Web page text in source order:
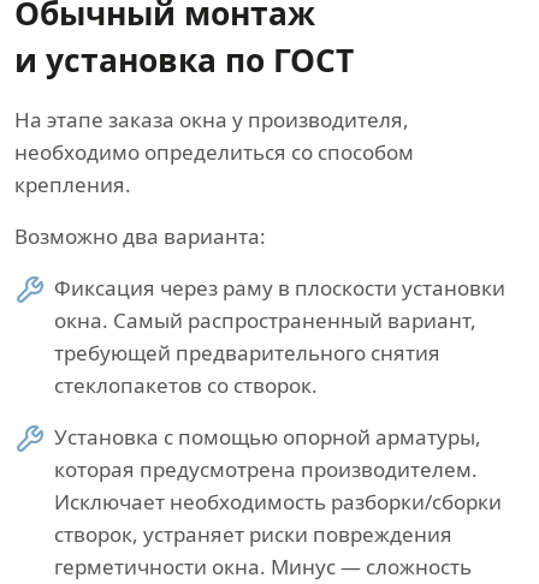
Обычный монтаж
и установка по ГОСТ
На этапе заказа окна у производителя,
необходимо определиться со способом
крепления.
Возможно два варианта:
Фиксация через раму в плоскости установки
окна. Самый распространенный вариант,
требующей предварительного снятия
стеклопакетов со створок.
Установка с помощью опорной арматуры,
которая предусмотрена производителем.
Исключает необходимость разборки/сборки
створок, устраняет риски повреждения
герметичности окна. Минус — сложность